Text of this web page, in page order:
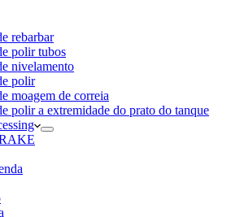
rebarbar
polir tubos
nivelamento
polir
moagem de correia
polir a extremidade do prato do tanque